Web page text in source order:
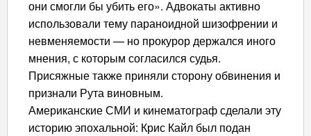
они смогли бы убить его». Адвокаты активно
использовали тему параноидной шизофрении и
невменяемости — но прокурор держался иного
мнения, с которым согласился судья.
Присяжные также приняли сторону обвинения и
признали Рута виновным.
Американские СМИ и кинематограф сделали эту
историю эпохальной: Крис Кайл был подан